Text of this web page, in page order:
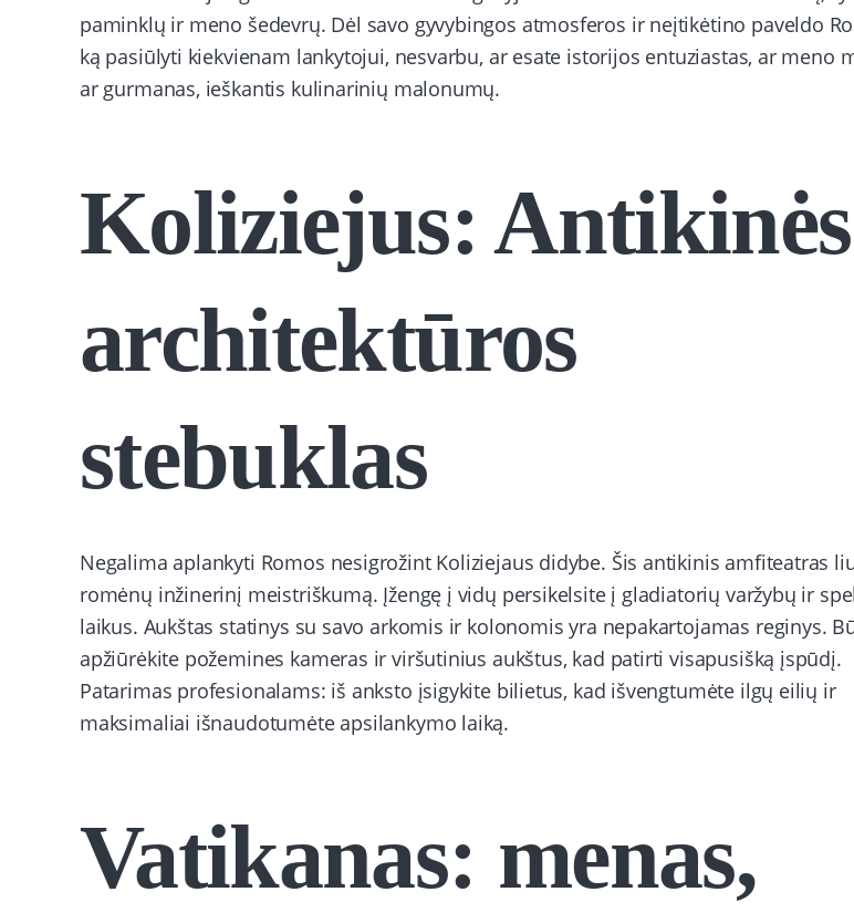
paminklų ir meno šedevrų. Dėl savo gyvybingos atmosferos ir neįtikėtino paveldo
ką pasiūlyti kiekvienam lankytojui, nesvarbu, ar esate istorijos entuziastas, ar meno
ar gurmanas, ieškantis kulinarinių malonumų.
Koliziejus: Antikinės
architektūros
stebuklas
Negalima aplankyti Romos nesigrožint Koliziejaus didybe. Šis antikinis amfiteatras
romėnų inžinerinį meistriškumą. Įžengę į vidų persikelsite į gladiatorių varžybų ir
laikus. Aukštas statinys su savo arkomis ir kolonomis yra nepakartojamas reginys.
apžiūrėkite požemines kameras ir viršutinius aukštus, kad patirti visapusišką įspūdį.
Patarimas profesionalams: iš anksto įsigykite bilietus, kad išvengtumėte ilgų eilių ir
maksimaliai išnaudotumėte apsilankymo laiką.
Vatikanas: menas,